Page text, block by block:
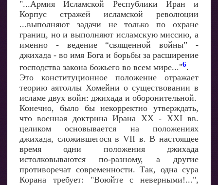
"...Армия Исламской Республики Иран и
Корпус стражей исламской революции
...выполняют задачи не только по охране
границ, но и выполняют исламскую миссию, а
именно - ведение “священной войны” -
джихада - во имя Бога и борьбы за расширение
господства закона божьего во всем мире..."6.
Это конституционное положение отражает
теорию аятоллы Хомейни о существовании в
исламе двух войн: джихада и оборонительной.
Конечно, было бы некорректно утверждать,
что военная доктрина Ирана ХХ - XXI вв.
целиком основывается на положениях
джихада, сложившегося в VII в. В настоящее
время одни положения джихада
истолковываются по-разному, а другие
противоречат современности. Так, одна сура
Корана требует: "Воюйте с неверными!...",